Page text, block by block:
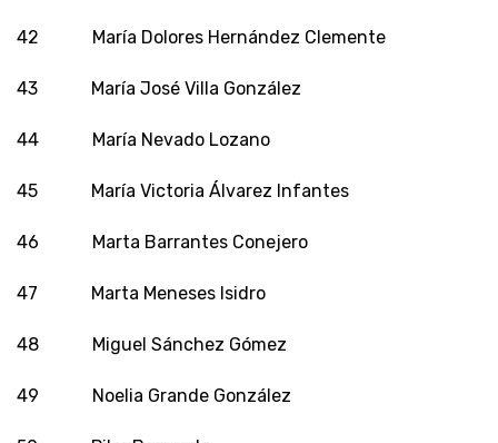
42 María Dolores Hernández Clemente
43 María José Villa González
44 María Nevado Lozano
45 María Victoria Álvarez Infantes
46 Marta Barrantes Conejero
47 Marta Meneses Isidro
48 Miguel Sánchez Gómez
49 Noelia Grande González